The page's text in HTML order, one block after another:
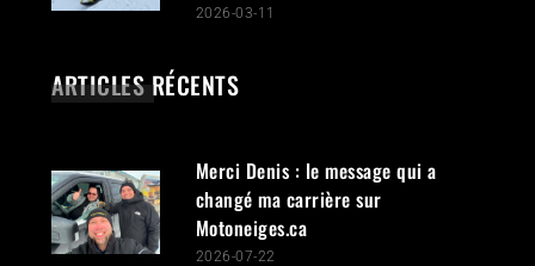
2026-03-11
ARTICLES RÉCENTS
Merci Denis : le message qui a
changé ma carrière sur
Motoneiges.ca
2026-07-22